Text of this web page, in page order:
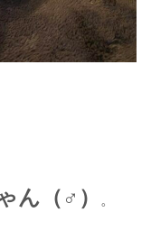
ん（♂） 。